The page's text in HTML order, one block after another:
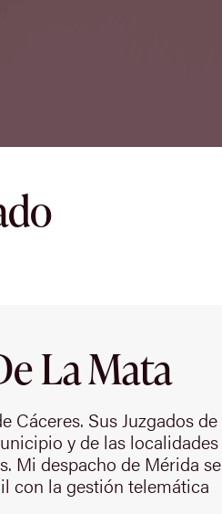
La Mata
Cáceres. Sus Juzgados de
y de las localidades
Mi despacho de Mérida se
con la gestión telemática